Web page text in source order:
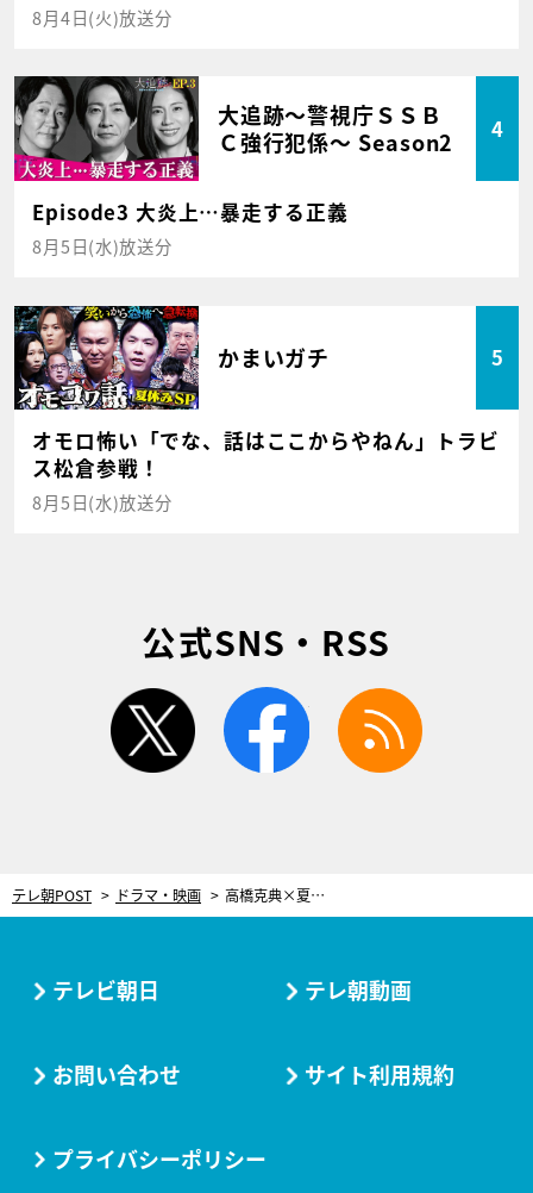
8月4日(火)放送分
大追跡～警視庁ＳＳＢ
Ｃ強行犯係～ Season2
4
Episode3 大炎上…暴走する正義
8月5日(水)放送分
かまいガチ 5
オモロ怖い「でな、話はここからやねん」トラビ
ス松倉参戦！
8月5日(水)放送分
公式SNS・RSS
twitter facebook
テレ朝POST ドラマ・映画 高橋克典×夏菜×三吉彩花、視聴者リクエストに応えポーズ！配信限定トークイベント開催
テレビ朝日 テレ朝動画
お問い合わせ サイト利用規約
プライバシーポリシー